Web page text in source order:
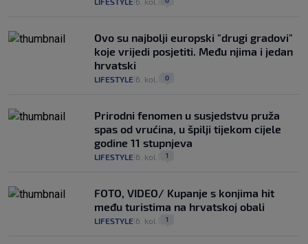
Ovo su najbolji europski "drugi gradovi"
koje vrijedi posjetiti. Među njima i jedan
hrvatski
LIFESTYLE 6. kol. 0
Prirodni fenomen u susjedstvu pruža
spas od vrućina, u špilji tijekom cijele
godine 11 stupnjeva
LIFESTYLE 6. kol. 1
FOTO, VIDEO/ Kupanje s konjima hit
među turistima na hrvatskoj obali
LIFESTYLE 6. kol. 1